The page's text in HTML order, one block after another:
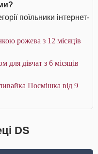
поїльники інтернет-
рожева з 12 місяців
для дівчат з 6 місяців
Посмішка від 9
DS